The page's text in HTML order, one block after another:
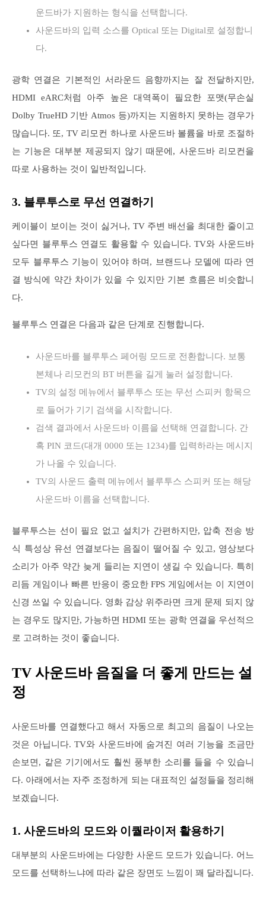
운드바가 지원하는 형식을 선택합니다.
사운드바의 입력 소스를 Optical 또는 Digital로 설정합니
다.
광학 연결은 기본적인 서라운드 음향까지는 잘 전달하지만,
HDMI eARC처럼 아주 높은 대역폭이 필요한 포맷(무손실
Dolby TrueHD 기반 Atmos 등)까지는 지원하지 못하는 경우가
많습니다. 또, TV 리모컨 하나로 사운드바 볼륨을 바로 조절하
는 기능은 대부분 제공되지 않기 때문에, 사운드바 리모컨을
따로 사용하는 것이 일반적입니다.
3. 블루투스로 무선 연결하기
케이블이 보이는 것이 싫거나, TV 주변 배선을 최대한 줄이고
싶다면 블루투스 연결도 활용할 수 있습니다. TV와 사운드바
모두 블루투스 기능이 있어야 하며, 브랜드나 모델에 따라 연
결 방식에 약간 차이가 있을 수 있지만 기본 흐름은 비슷합니
다.
블루투스 연결은 다음과 같은 단계로 진행합니다.
사운드바를 블루투스 페어링 모드로 전환합니다. 보통
본체나 리모컨의 BT 버튼을 길게 눌러 설정합니다.
TV의 설정 메뉴에서 블루투스 또는 무선 스피커 항목으
로 들어가 기기 검색을 시작합니다.
검색 결과에서 사운드바 이름을 선택해 연결합니다. 간
혹 PIN 코드(대개 0000 또는 1234)를 입력하라는 메시지
가 나올 수 있습니다.
TV의 사운드 출력 메뉴에서 블루투스 스피커 또는 해당
사운드바 이름을 선택합니다.
블루투스는 선이 필요 없고 설치가 간편하지만, 압축 전송 방
식 특성상 유선 연결보다는 음질이 떨어질 수 있고, 영상보다
소리가 아주 약간 늦게 들리는 지연이 생길 수 있습니다. 특히
리듬 게임이나 빠른 반응이 중요한 FPS 게임에서는 이 지연이
신경 쓰일 수 있습니다. 영화 감상 위주라면 크게 문제 되지 않
는 경우도 많지만, 가능하면 HDMI 또는 광학 연결을 우선적으
로 고려하는 것이 좋습니다.
TV 사운드바 음질을 더 좋게 만드는 설
정
사운드바를 연결했다고 해서 자동으로 최고의 음질이 나오는
것은 아닙니다. TV와 사운드바에 숨겨진 여러 기능을 조금만
손보면, 같은 기기에서도 훨씬 풍부한 소리를 들을 수 있습니
다. 아래에서는 자주 조정하게 되는 대표적인 설정들을 정리해
보겠습니다.
1. 사운드바의 모드와 이퀄라이저 활용하기
대부분의 사운드바에는 다양한 사운드 모드가 있습니다. 어느
모드를 선택하느냐에 따라 같은 장면도 느낌이 꽤 달라집니다.